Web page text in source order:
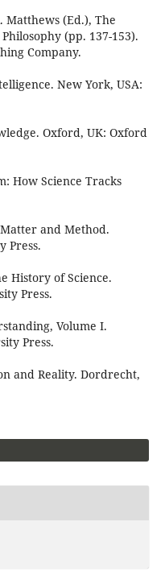
Matthews (Ed.), The
(pp. 137-153).
Company.
New York, USA:
Oxford, UK: Oxford
How Science Tracks
and Method.
Press.
History of Science.
Press.
Volume I.
Press.
and Reality. Dordrecht,